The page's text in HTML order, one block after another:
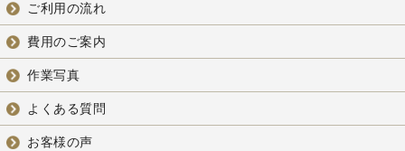
ご利用の流れ
費用のご案内
作業写真
よくある質問
お客様の声